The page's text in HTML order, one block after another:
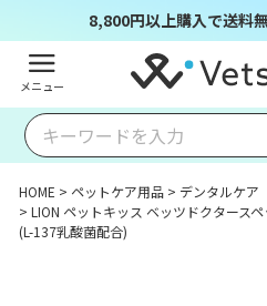
8,800円以上購入で送料
メニュー
HOME ペットケア用品
デンタルケア
LION ペットキッス ベッツドクタース
(L-137乳酸菌配合)